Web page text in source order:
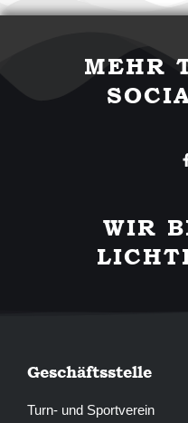
MEHR
a
WIR
Geschäftsstelle
Turn- und Sportverein